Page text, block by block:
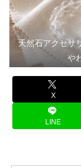
天然石アクセサ
や
X
LINE